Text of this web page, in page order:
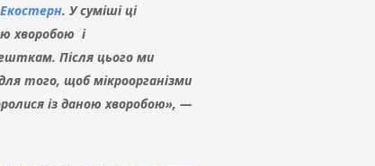
Екостерн. У суміші ці
хворобою і
Після цього ми
того, щоб мікроорганізми
із даною хворобою», —